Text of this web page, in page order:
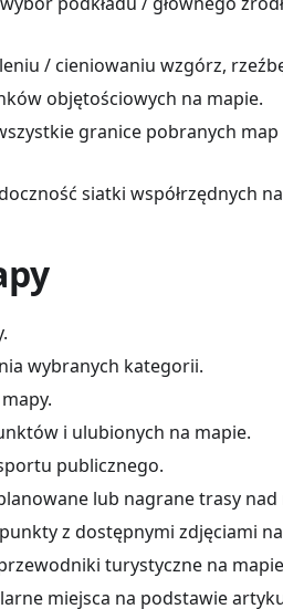
/ cieniowaniu wzgórz,
objętościowych na mapie.
granice pobranych
siatki współrzędnych
wybranych kategorii.
i ulubionych na mapie.
publicznego.
lub nagrane trasy nad
z dostępnymi zdjęciami
turystyczne na
miejsca na podstawie